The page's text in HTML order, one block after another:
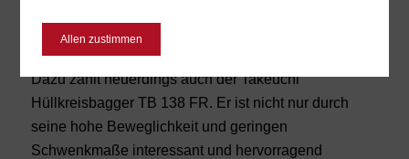
Den Ausleger bewegen, nicht den Bagger
Dazu zählt neuerdings auch der Takeuchi
Hüllkreisbagger TB 138 FR. Er ist nicht nur durch
seine hohe Beweglichkeit und geringen
Schwenkmaße interessant und hervorragend
Allen zustimmen